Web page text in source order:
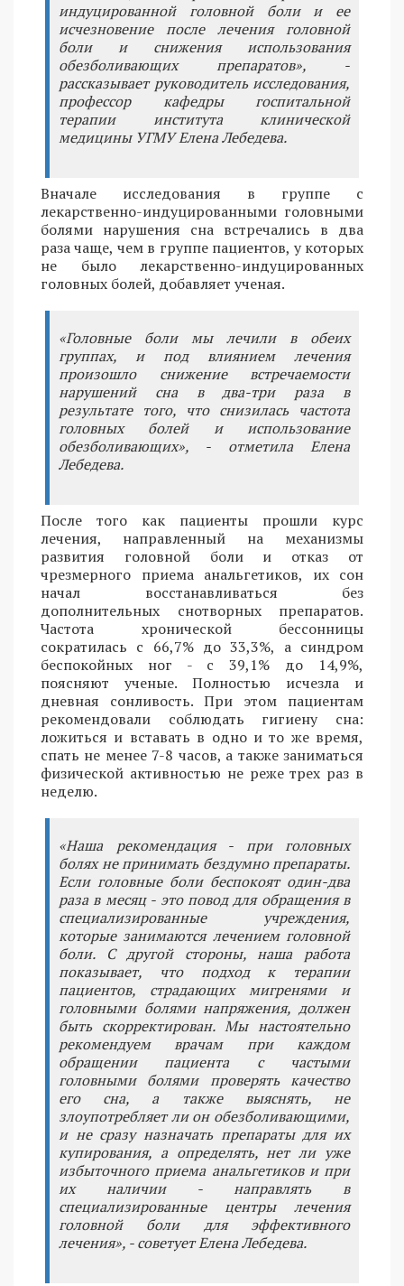
индуцированной головной боли и ее
исчезновение после лечения головной
боли и снижения использования
обезболивающих препаратов», -
рассказывает руководитель исследования,
профессор кафедры госпитальной
терапии института клинической
медицины УГМУ Елена Лебедева.
Вначале исследования в группе с
лекарственно-индуцированными головными
болями нарушения сна встречались в два
раза чаще, чем в группе пациентов, у которых
не было лекарственно-индуцированных
головных болей, добавляет ученая.
«Головные боли мы лечили в обеих
группах, и под влиянием лечения
произошло снижение встречаемости
нарушений сна в два-три раза в
результате того, что снизилась частота
головных болей и использование
обезболивающих», - отметила Елена
Лебедева.
После того как пациенты прошли курс
лечения, направленный на механизмы
развития головной боли и отказ от
чрезмерного приема анальгетиков, их сон
начал восстанавливаться без
дополнительных снотворных препаратов.
Частота хронической бессонницы
сократилась с 66,7% до 33,3%, а синдром
беспокойных ног - с 39,1% до 14,9%,
поясняют ученые. Полностью исчезла и
дневная сонливость. При этом пациентам
рекомендовали соблюдать гигиену сна:
ложиться и вставать в одно и то же время,
спать не менее 7-8 часов, а также заниматься
физической активностью не реже трех раз в
неделю.
«Наша рекомендация - при головных
болях не принимать бездумно препараты.
Если головные боли беспокоят один-два
раза в месяц - это повод для обращения в
специализированные учреждения,
которые занимаются лечением головной
боли. С другой стороны, наша работа
показывает, что подход к терапии
пациентов, страдающих мигренями и
головными болями напряжения, должен
быть скорректирован. Мы настоятельно
рекомендуем врачам при каждом
обращении пациента с частыми
головными болями проверять качество
его сна, а также выяснять, не
злоупотребляет ли он обезболивающими,
и не сразу назначать препараты для их
купирования, а определять, нет ли уже
избыточного приема анальгетиков и при
их наличии - направлять в
специализированные центры лечения
головной боли для эффективного
лечения», - советует Елена Лебедева.